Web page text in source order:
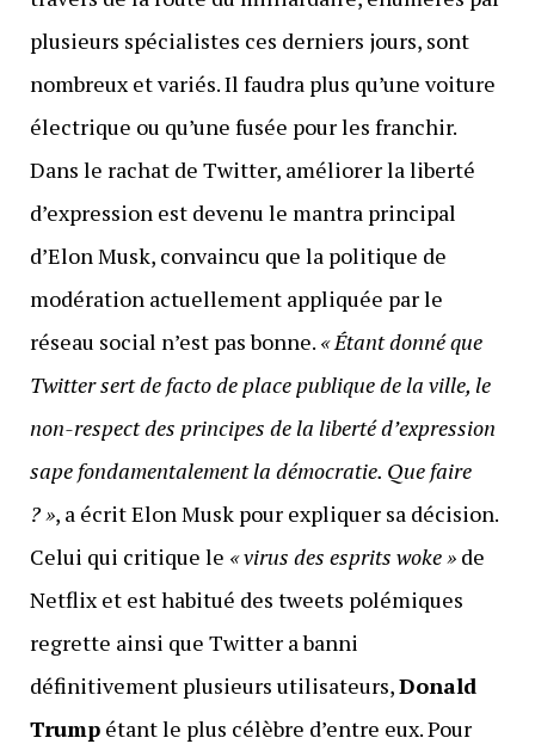
plusieurs spécialistes ces derniers jours, sont
nombreux et variés. Il faudra plus qu’une voiture
électrique ou qu’une fusée pour les franchir.
Dans le rachat de Twitter, améliorer la liberté
d’expression est devenu le mantra principal
d’Elon Musk, convaincu que la politique de
modération actuellement appliquée par le
réseau social n’est pas bonne. « Étant donné que
Twitter sert de facto de place publique de la ville, le
non-respect des principes de la liberté d’expression
sape fondamentalement la démocratie. Que faire
? », a écrit Elon Musk pour expliquer sa décision.
Celui qui critique le « virus des esprits woke »de
Netflix et est habitué des tweets polémiques
regrette ainsi que Twitter a banni
définitivement plusieurs utilisateurs,Donald
Trumpétant le plus célèbre d’entre eux. Pour